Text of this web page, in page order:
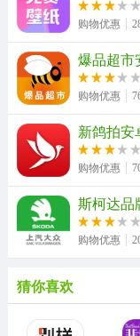
购物优惠
爆品超市
购物优惠
新鸽拍安
购物优惠
斯柯达品
购物优惠
猜你喜欢